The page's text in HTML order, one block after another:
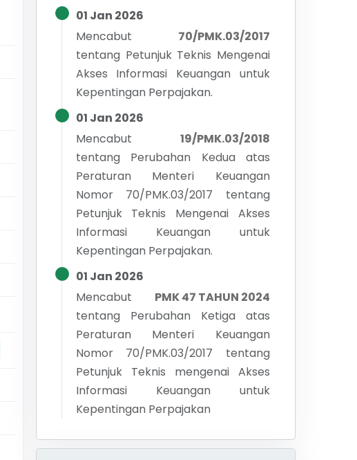
01 Jan 2026
Mencabut
70/PMK.03/2017
tentang Petunjuk Teknis Mengenai
Akses Informasi Keuangan untuk
Kepentingan Perpajakan.
01 Jan 2026
Mencabut
19/PMK.03/2018
tentang Perubahan Kedua atas
Peraturan Menteri Keuangan
Nomor 70/PMK.03/2017 tentang
Petunjuk Teknis Mengenai Akses
Informasi Keuangan untuk
Kepentingan Perpajakan.
01 Jan 2026
Mencabut
PMK 47 TAHUN 2024
tentang Perubahan Ketiga atas
Peraturan Menteri Keuangan
Nomor 70/PMK.03/2017 tentang
Petunjuk Teknis mengenai Akses
Informasi Keuangan untuk
Kepentingan Perpajakan